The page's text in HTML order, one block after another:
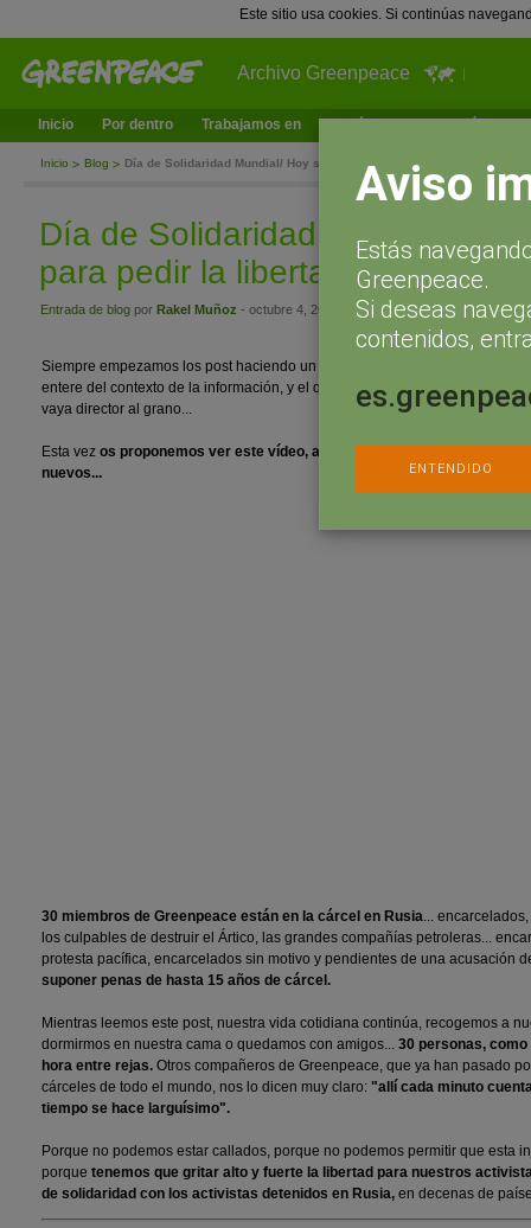
Este sitio usa cookies. Si continúas
Archivo Greenpeace
Inicio Por dentro Trabajamos en ¿Qué puedes hacer tú?
Inicio Blog Día de Solidaridad Mundial/ Hoy sal a la calle para pedir la libertad
Día de Solidaridad Mundial/
para pedir la libertad de los
Entrada de blog por Rakel Muñoz - octubre 4, 2013 a las 10:52
Siempre empezamos los post haciendo un resúmen para que el que llega
entere del contexto de la información, y el que ya sea un incondicional de
vaya director al grano...
Esta vez os proponemos ver este vídeo, a los que venís siempre por el
nuevos...
30 miembros de Greenpeace están en la cárcel en Rusia...
los culpables de destruir el Ártico, las grandes compañías petroleras...
protesta pacífica, encarcelados sin motivo y pendientes de una acusación
suponer penas de hasta 15 años de cárcel.
Mientras leemos este post, nuestra vida cotidiana continúa, recogemos a
dormirmos en nuestra cama o quedamos con amigos... 30 personas,
hora entre rejas. Otros compañeros de Greenpeace, que ya han pasado
cárceles de todo el mundo, nos lo dicen muy claro: "allí cada minuto
tiempo se hace larguísimo".
Porque no podemos estar callados, porque no podemos permitir que esta
porque tenemos que gritar alto y fuerte la libertad para nuestros
de solidaridad con los activistas detenidos en Rusia, en decenas de
Aviso
Estás
Greenpeace.
Si deseas
contenidos,
ENTENDIDO